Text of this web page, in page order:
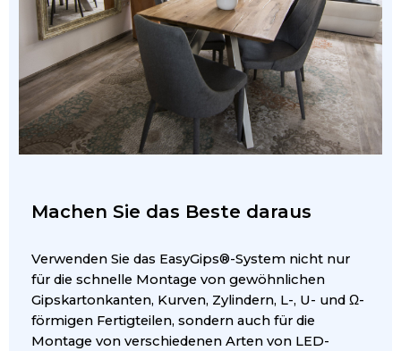
Machen Sie das Beste daraus
Verwenden Sie das EasyGips®-System nicht nur
für die schnelle Montage von gewöhnlichen
Gipskartonkanten, Kurven, Zylindern, L-, U- und Ω-
förmigen Fertigteilen, sondern auch für die
Montage von verschiedenen Arten von LED-